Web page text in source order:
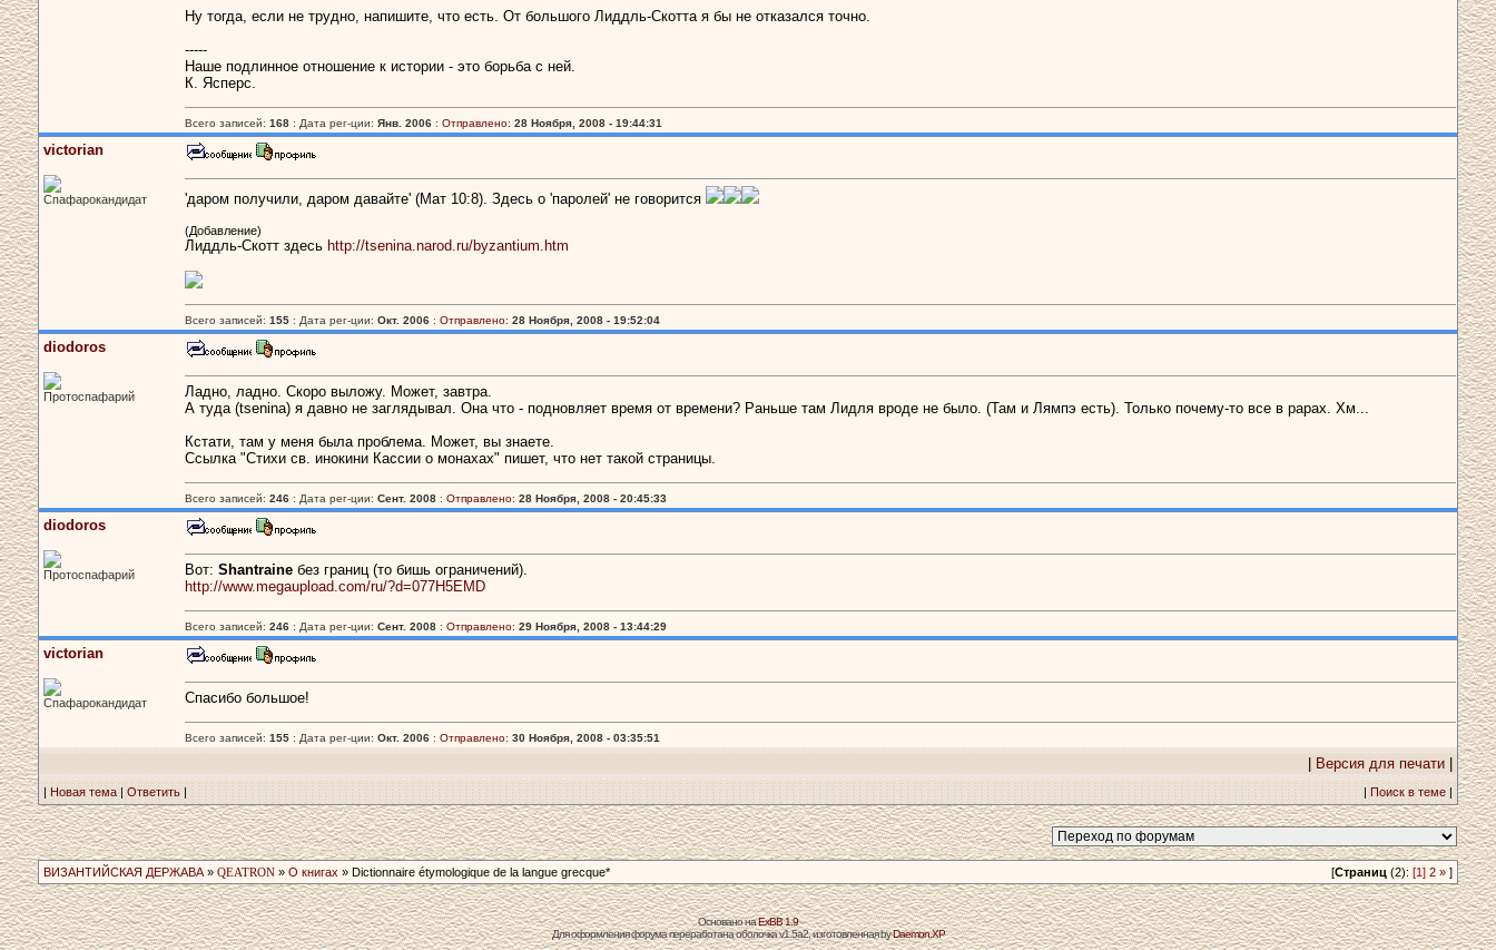
Ну тогда, если не трудно, напишите, что есть. От большого Лиддль-Скотта я бы не отказался точно.
-----
Наше подлинное отношение к истории - это борьба с ней.
К. Ясперс.
Всего записей: 168 : Дата рег-ции: Янв. 2006 : Отправлено: 28 Ноября, 2008 - 19:44:31
victorian
Спафарокандидат 'даром получили, даром давайте' (Maт 10:8). Здесь о 'паролей' не говорится
(Добавление)
Лиддль-Скотт здесь http://tsenina.narod.ru/byzantium.htm
Всего записей: 155 : Дата рег-ции: Окт. 2006 : Отправлено: 28 Ноября, 2008 - 19:52:04
diodoros
Протоспафарий
Ладно, ладно. Скоро выложу. Может, завтра.
А туда (tsenina) я давно не заглядывал. Она что - подновляет время от времени? Раньше там Лидля вроде не было. (Там и Лямпэ есть). Только почему-то все в рарах. Хм...
Кстати, там у меня была проблема. Может, вы знаете.
Ссылка "Стихи св. инокини Кассии о монахах" пишет, что нет такой страницы.
Всего записей: 246 : Дата рег-ции: Сент. 2008 : Отправлено: 28 Ноября, 2008 - 20:45:33
diodoros
Протоспафарий Вот: Shantraine без границ (то бишь ограничений).
http://www.megaupload.com/ru/?d=077H5EMD
Всего записей: 246 : Дата рег-ции: Сент. 2008 : Отправлено: 29 Ноября, 2008 - 13:44:29
victorian
Спафарокандидат Спасибо большое!
Всего записей: 155 : Дата рег-ции: Окт. 2006 : Отправлено: 30 Ноября, 2008 - 03:35:51
Версия для печати
| Новая тема|Ответить | |Поиск в теме|
ВИЗАНТИЙСКАЯ ДЕРЖАВА » QEATRON » О книгах » Dictionnaire étymologique­ de la langue grecque* [Страниц (2): [1] 2 » ]
Основано наExBB 1.9
Для оформления форума переработана оболочка v1.5a2, изготовленная byDaemon.XP